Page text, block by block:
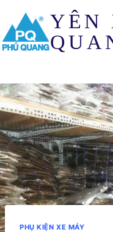
content
YÊN
PHỤ KIỆN XE MÁY